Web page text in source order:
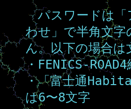
パスワードは「
わせ」で半角文
ん。以下の場合
・FENICS-
・「富士通
は6〜8文字